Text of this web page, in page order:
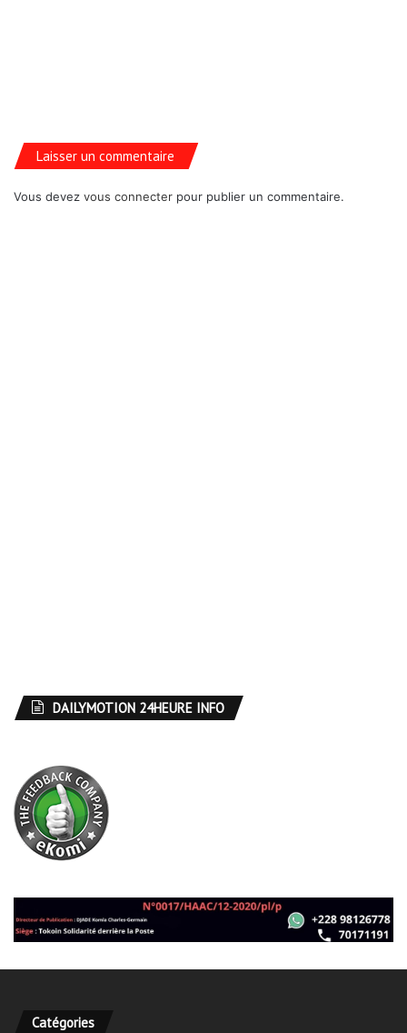
Laisser un commentaire
Vous devez vous connecter pour publier un commentaire.
DAILYMOTION 24HEURE INFO
Catégories